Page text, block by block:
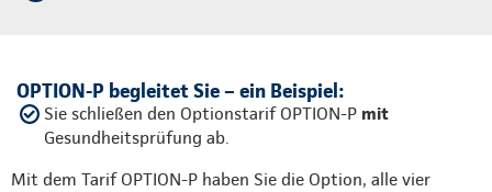
OPTION-P begleitet Sie – ein Beispiel:
Sie schließen den Optionstarif OPTION-P mit
Gesundheitsprüfung ab.
Mit dem Tarif OPTION-P haben Sie die Option, alle vier